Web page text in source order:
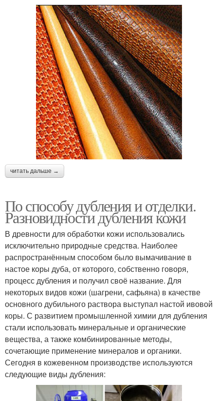
читать дальше →
По способу дубления и отделки.
Разновидности дубления кожи
В древности для обработки кожи использовались
исключительно природные средства. Наиболее
распространённым способом было вымачивание в
настое коры дуба, от которого, собственно говоря,
процесс дубления и получил своё название. Для
некоторых видов кожи (шагрени, сафьяна) в качестве
основного дубильного раствора выступал настой ивовой
коры. С развитием промышленной химии для дубления
стали использовать минеральные и органические
вещества, а также комбинированные методы,
сочетающие применение минералов и органики.
Сегодня в кожевенном производстве используются
следующие виды дубления: